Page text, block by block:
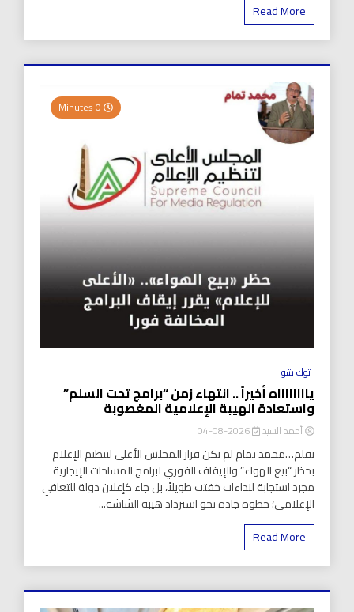
Read More
توك شو
يااااااااه أخيراً .. انتهاء زمن “برامج تحت السلم”
واستعادة الهيبة الإعلامية المغصوبة
أحمد السيد 2026-08-04
بقلم…محمد تمام لم يكن قرار المجلس الأعلى لتنظيم الإعلام
بحظر “بيع الهواء” والإيقاف الفوري لبرامج المساحات الإيجارية
مجرد استجابة لنداءات خفتت طويلاً، بل جاء كإعلان دولة للتعافي
الإعلامي؛ خطوة جادة نحو استرداد هيبة الشاشة...
Read More